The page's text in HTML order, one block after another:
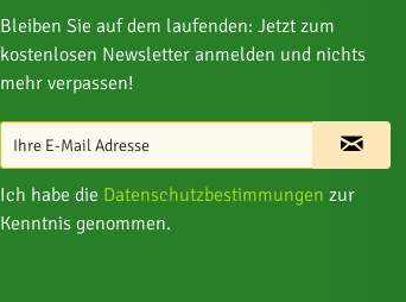
Bleiben Sie auf dem laufenden: Jetzt zum
kostenlosen Newsletter anmelden und nichts
mehr verpassen!
Ich habe die Datenschutzbestimmungen zur
Kenntnis genommen.